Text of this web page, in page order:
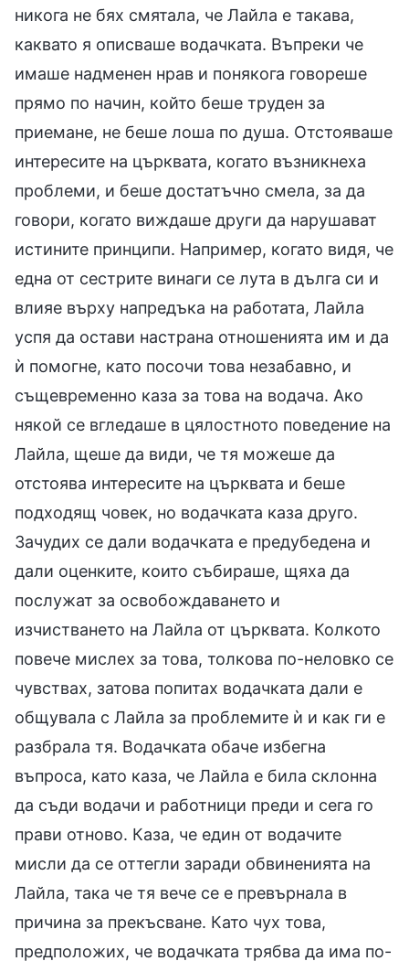
никога не бях смятала, че Лайла е такава,
каквато я описваше водачката. Въпреки че
имаше надменен нрав и понякога говореше
прямо по начин, който беше труден за
приемане, не беше лоша по душа. Отстояваше
интересите на църквата, когато възникнеха
проблеми, и беше достатъчно смела, за да
говори, когато виждаше други да нарушават
истините принципи. Например, когато видя, че
една от сестрите винаги се лута в дълга си и
влияе върху напредъка на работата, Лайла
успя да остави настрана отношенията им и да
ѝ помогне, като посочи това незабавно, и
същевременно каза за това на водача. Ако
някой се вгледаше в цялостното поведение на
Лайла, щеше да види, че тя можеше да
отстоява интересите на църквата и беше
подходящ човек, но водачката каза друго.
Зачудих се дали водачката е предубедена и
дали оценките, които събираше, щяха да
послужат за освобождаването и
изчистването на Лайла от църквата. Колкото
повече мислех за това, толкова по-неловко се
чувствах, затова попитах водачката дали е
общувала с Лайла за проблемите ѝ и как ги е
разбрала тя. Водачката обаче избегна
въпроса, като каза, че Лайла е била склонна
да съди водачи и работници преди и сега го
прави отново. Каза, че един от водачите
мисли да се оттегли заради обвиненията на
Лайла, така че тя вече се е превърнала в
причина за прекъсване. Като чух това,
предположих, че водачката трябва да има по-